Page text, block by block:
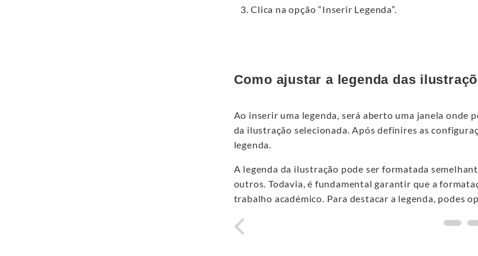
Clica na opção “Inserir Legenda”.
Como ajustar a legenda das
Ao inserir uma legenda, será aberto uma janela onde
da ilustração selecionada. Após definires as
legenda.
A legenda da ilustração pode ser formatada
outros. Todavia, é fundamental garantir que a
trabalho académico. Para destacar a legenda, podes